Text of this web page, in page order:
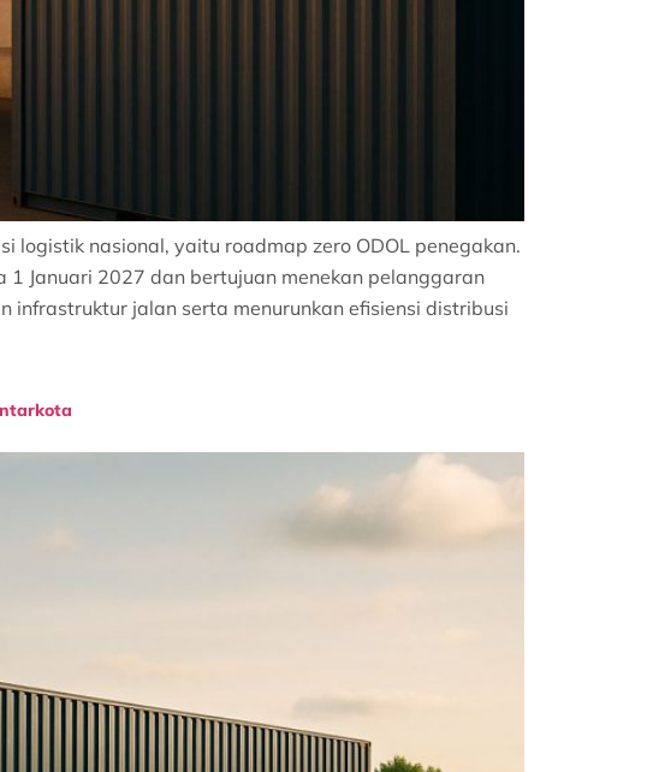
logistik nasional, yaitu roadmap zero ODOL penegakan.
Januari 2027 dan bertujuan menekan pelanggaran
infrastruktur jalan serta menurunkan efisiensi distribusi